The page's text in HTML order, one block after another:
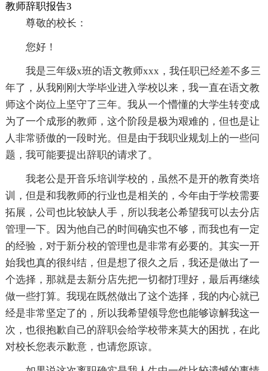
教师辞职报告3
尊敬的校长：
您好！
我是三年级x班的语文教师xxx，我任职已经差不多三
年了，从我刚刚大学毕业进入学校以来，我一直在语文教
师这个岗位上坚守了三年。我从一个懵懂的大学生转变成
为了一个成形的教师，这个阶段是极为艰难的，但也是让
人非常骄傲的一段时光。但是由于我职业规划上的一些问
题，我可能要提出辞职的请求了。
我老公是开音乐培训学校的，虽然不是开的教育类培
训，但是和我教师的行业也是相关的，今年由于学校需要
拓展，公司也比较缺人手，所以我老公希望我可以去分店
管理一下。因为他自己的时间确实也不够，而我也有一定
的经验，对于新分校的管理也是非常有必要的。其实一开
始我也真的很纠结，但是想了很久之后，我还是做出了一
个选择，那就是去新分店先把一切都打理好，最后再继续
做一些打算。我现在既然做出了这个选择，我的内心就已
经是非常坚定了的，所以我希望领导您也能够谅解我这一
次，也很抱歉自己的辞职会给学校带来莫大的困扰，在此
对校长您表示歉意，也请您原谅。